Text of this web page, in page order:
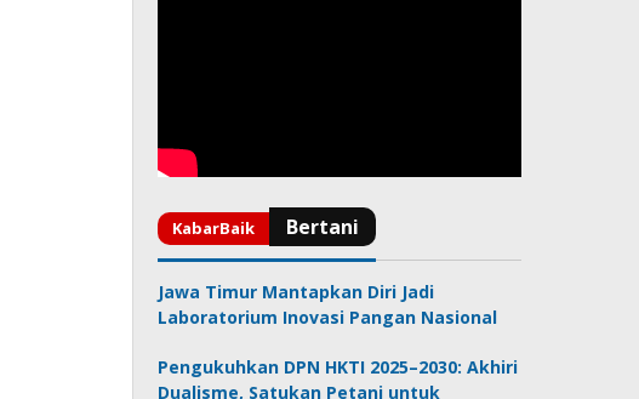
Jawa Timur Mantapkan Diri Jadi
Laboratorium Inovasi Pangan Nasional
Pengukuhkan DPN HKTI 2025–2030: Akhiri
Dualisme, Satukan Petani untuk